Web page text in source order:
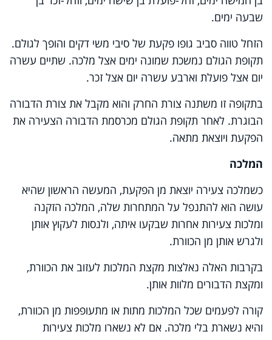
שבעה ימים.
הזחל טווה סביב גופו פקעת של סיבי משי דקים והופך לגולם.
תקופת הגולם נמשכת שמונה ימים אצל מלכה. שתיים עשרה
יום אצל פועלת וארבע עשרה יום אצל זכר.
בתקופה זו משתנה צורת החרק והוא מקבל את צורת הדבורה
הבוגרת. לאחר תקופת הגולם מכרסמת הדבורה הצעירה את
הפקעת ויוצאת מתאה.
המלכה
כשמלכה צעירה יוצאת מן הפקעת, המעשה הראשון שהיא
עושה הוא להתנפל על המתחרות שלה, המלכה הזקנה
ומלכות צעירות אחרות שבקעו איתה, ולנסות לעקוץ אותן
ולגרש אותן מן הכוורת.
בקרבות האלה נאלצות מקצת המלכות לעזוב את הכוורת,
ומקצת הדבורים מלוות אותן.
קורה לפעמים שכל המלכות מתות או מתעופפות מן הכוורת,
והיא נשארת בלי מלכה. אם לא נשארו מלכות צעירות